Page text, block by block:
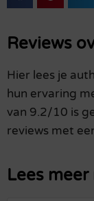
Reviews
Hier lees je
hun ervaring
van 9.2/10 is
reviews met
Lees meer